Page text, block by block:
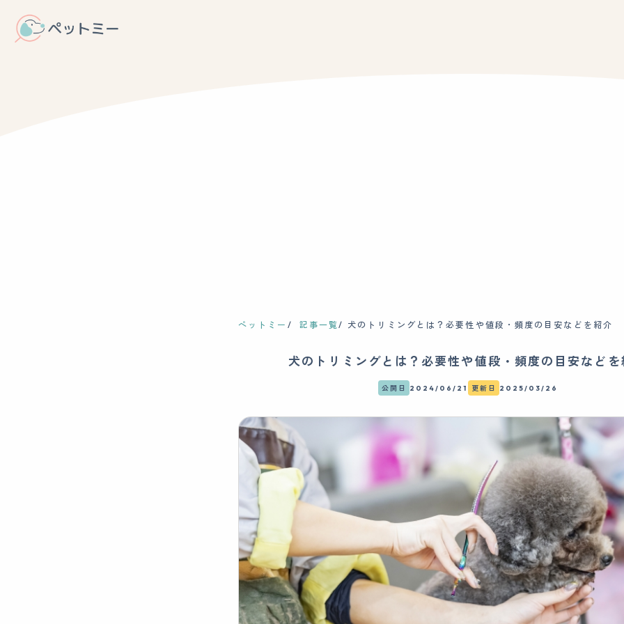
ペットミー 記事一覧 犬のトリミングとは？必要性や値段・頻度の目安などを紹介
犬のトリミングとは？必要性や値段・頻度の目安などを
公開日 2024/06/21 更新日 2025/03/26